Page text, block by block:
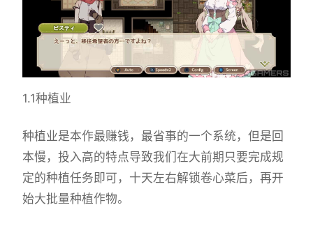
1.1种植业
种植业是本作最赚钱，最省事的一个系统，但是回
本慢，投入高的特点导致我们在大前期只要完成规
定的种植任务即可，十天左右解锁卷心菜后，再开
始大批量种植作物。